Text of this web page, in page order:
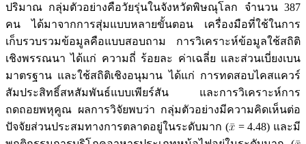
ปริมาณ กลุ่มตัวอย่างคือวัยรุ่นในจังหวัดพิษณุโลก จำนวน 387
คน ได้มาจากการสุ่มแบบหลายขั้นตอน เครื่องมือที่ใช้ในการ
เก็บรวบรวมข้อมูลคือแบบสอบถาม การวิเคราะห์ข้อมูลใช้สถิติ
เชิงพรรณนา ได้แก่ ความถี่ ร้อยละ ค่าเฉลี่ย และส่วนเบี่ยงเบน
มาตรฐาน และใช้สถิติเชิงอนุมาน ได้แก่ การทดสอบไคสแควร์
สัมประสิทธิ์สหสัมพันธ์แบบเพียร์สัน และการวิเคราะห์การ
ถดถอยพหุคูณ ผลการวิจัยพบว่า กลุ่มตัวอย่างมีความคิดเห็นต่อ
ปัจจัยส่วนประสมทางการตลาดอยู่ในระดับมาก ( = 4.48) และมี